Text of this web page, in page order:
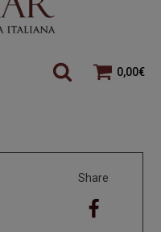
0,00€
Share